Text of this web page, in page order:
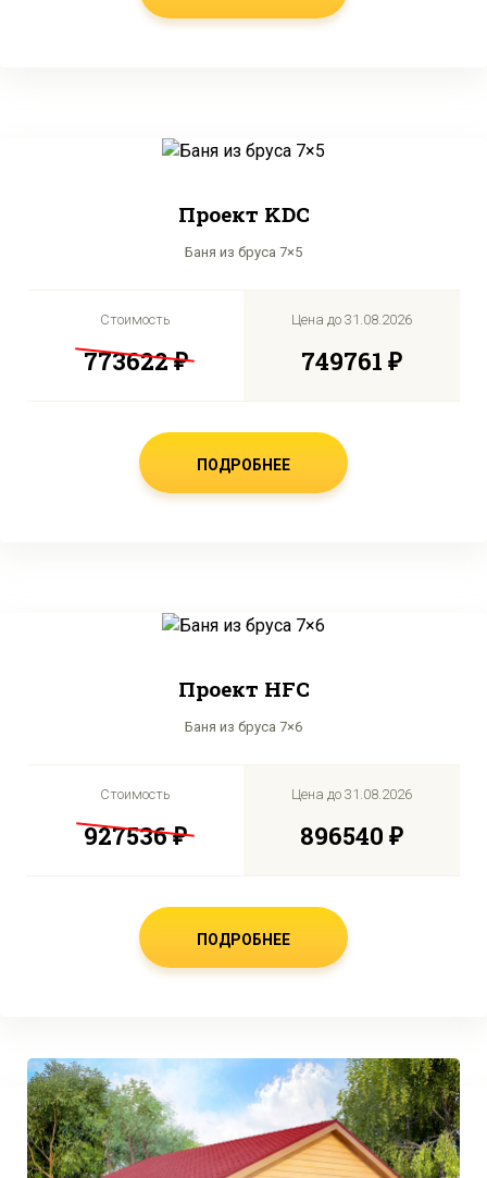
Проект KDC
Баня из бруса 7×5
Стоимость
773622 ₽
Цена до 31.08.2026
749761 ₽
ПОДРОБНЕЕ
Проект HFC
Баня из бруса 7×6
Стоимость
927536 ₽
Цена до 31.08.2026
896540 ₽
ПОДРОБНЕЕ